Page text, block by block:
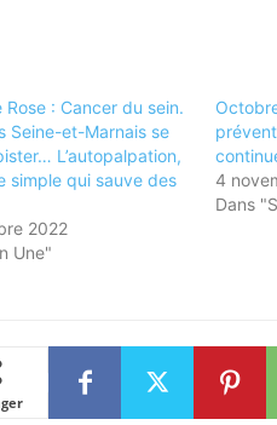
Rose : Cancer du sein.
Seine-et-Marnais se
L’autopalpation,
simple qui sauve des
2022
Une"
4
Dans